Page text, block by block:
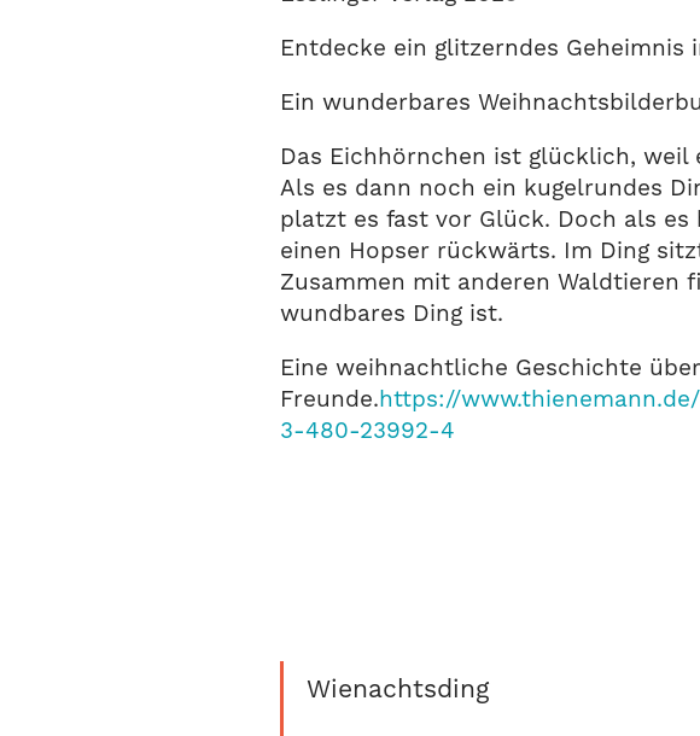
Entdecke ein glitzerndes Geheimnis
Ein wunderbares
Das Eichhörnchen ist glücklich,
Als es dann noch ein kugelrundes
platzt es fast vor Glück. Doch als
einen Hopser rückwärts. Im Ding
Zusammen mit anderen Waldtieren
wundbares Ding ist.
Eine weihnachtliche Geschichte
Freunde.https://
3-480-23992-4
Wienachtsding